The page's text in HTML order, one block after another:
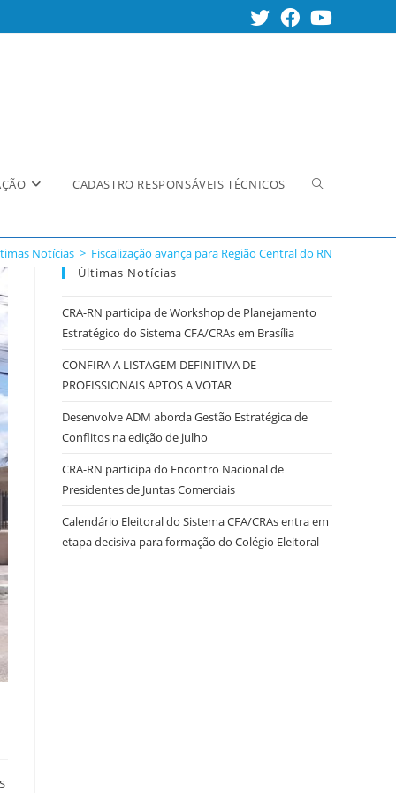
CADASTRO RESPONSÁVEIS TÉCNICOS Alternar
Notícias > Fiscalização avança para Região Central do RN
Últimas Notícias
CRA-RN participa de Workshop de Planejamento
Estratégico do Sistema CFA/CRAs em Brasília
CONFIRA A LISTAGEM DEFINITIVA DE
PROFISSIONAIS APTOS A VOTAR
Desenvolve ADM aborda Gestão Estratégica de
Conflitos na edição de julho
CRA-RN participa do Encontro Nacional de
Presidentes de Juntas Comerciais
Calendário Eleitoral do Sistema CFA/CRAs entra em
etapa decisiva para formação do Colégio Eleitoral